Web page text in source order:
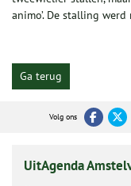
animo’. De stalling werd
Ga terug
Volg ons
UitAgenda